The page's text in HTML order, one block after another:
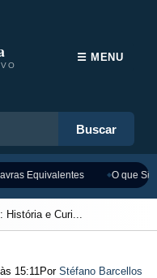
Buscar
☰ MENU
Equivalentes O que
História e Curi...
15:11Por Stéfano Barcellos